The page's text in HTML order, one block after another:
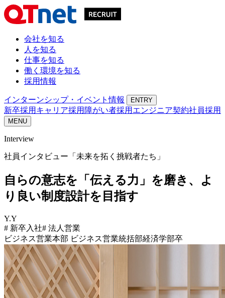
会社を知る
人を知る
仕事を知る
働く環境を知る
採用情報
インターンシップ・イベント情報 ENTRY
新卒採用 キャリア採用 障がい者採用 エンジニア契約社員採用
MENU
Interview
社員インタビュー「未来を拓く挑戦者たち」
自らの意志を「伝える力」を磨き、
よ
り良い制度設計を目指す
Y.Y
# 新卒入社# 法人営業
ビジネス営業本部 ビジネス営業統括部経済学部卒